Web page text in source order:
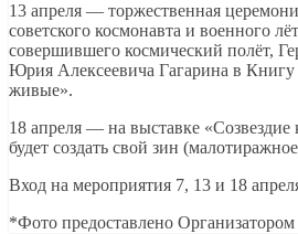
13 апреля — торжественная
советского космонавта и военного
совершившего космический полёт,
Юрия Алексеевича Гагарина в
живые».
18 апреля — на выставке
будет создать свой зин
Вход на мероприятия 7, 13 и 18
*Фото предоставлено Организатором